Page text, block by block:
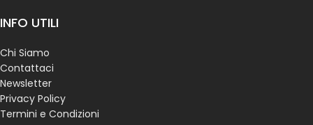
INFO UTILI
Chi Siamo
Contattaci
Newsletter
Privacy Policy
Termini e Condizioni